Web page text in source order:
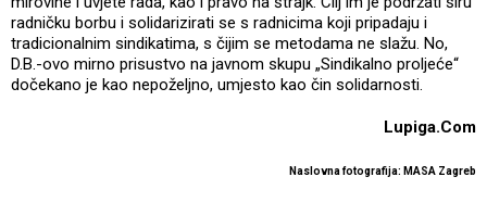
radničku borbu i solidarizirati se s radnicima koji pripadaju i
tradicionalnim sindikatima, s čijim se metodama ne slažu. No,
D.B.-ovo mirno prisustvo na javnom skupu „Sindikalno proljeće“
dočekano je kao nepoželjno, umjesto kao čin solidarnosti.
Lupiga.Com
Naslovna fotografija: MASA Zagreb